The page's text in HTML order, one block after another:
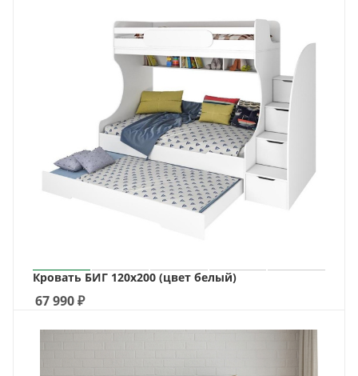
Кровать БИГ 120х200 (цвет белый)
67 990₽